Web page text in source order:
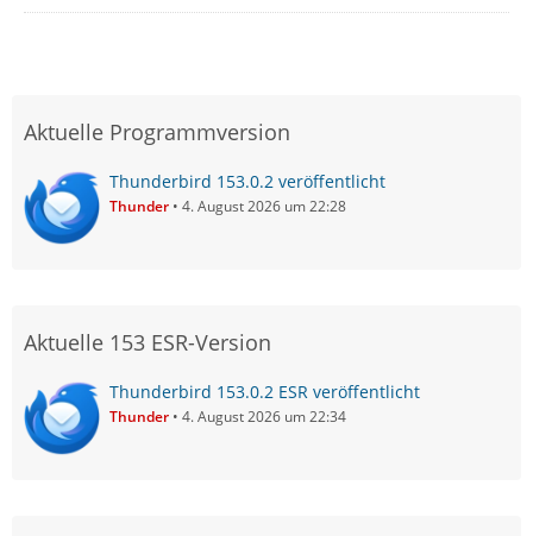
Aktuelle Programmversion
Thunderbird 153.0.2 veröffentlicht
Thunder 4. August 2026 um 22:28
Aktuelle 153 ESR-Version
Thunderbird 153.0.2 ESR veröffentlicht
Thunder 4. August 2026 um 22:34